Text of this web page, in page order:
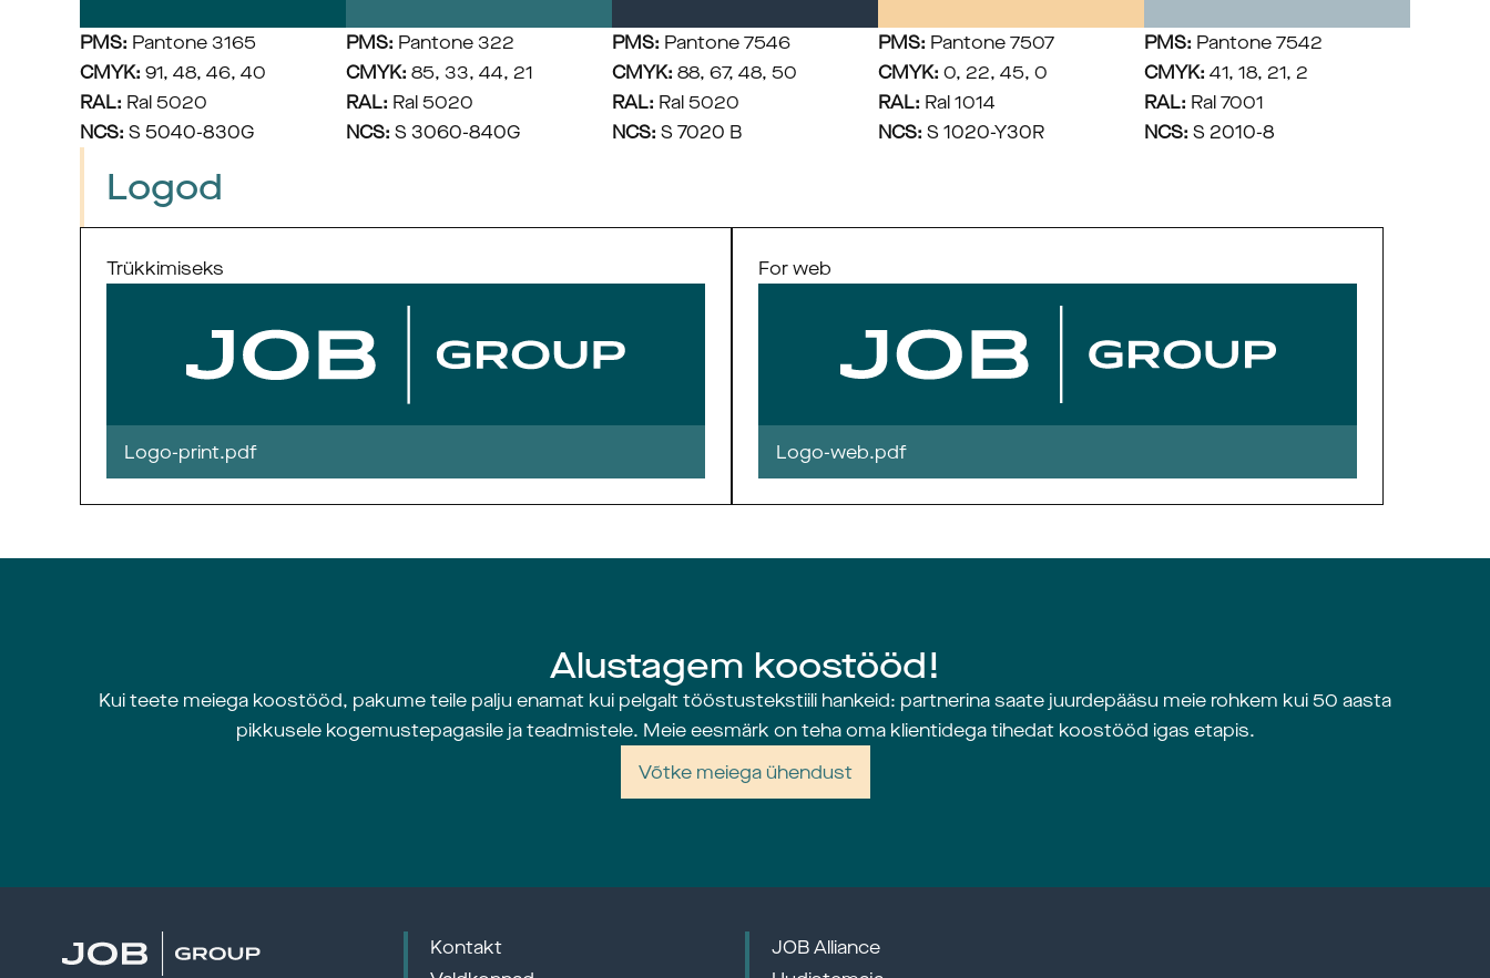
PMS: Pantone 3165
CMYK: 91, 48, 46, 40
RAL: Ral 5020
NCS: S 5040-830G
PMS: Pantone 322
CMYK: 85, 33, 44, 21
RAL: Ral 5020
NCS: S 3060-840G
PMS: Pantone 7546
CMYK: 88, 67, 48, 50
RAL: Ral 5020
NCS: S 7020 B
PMS: Pantone 7507
CMYK: 0, 22, 45, 0
RAL: Ral 1014
NCS: S 1020-Y30R
PMS: Pantone 7542
CMYK: 41, 18, 21, 2
RAL: Ral 7001
NCS: S 2010-8
Logod
Trükkimiseks
Logo-print.pdf
For web
Logo-web.pdf
Alustagem koostööd!
Kui teete meiega koostööd, pakume teile palju enamat kui pelgalt tööstustekstiili hankeid: partnerina saate juurdepääsu meie rohkem kui 50 aasta
pikkusele kogemustepagasile ja teadmistele. Meie eesmärk on teha oma klientidega tihedat koostööd igas etapis.
Võtke meiega ühendust
Kontakt
JOB Alliance